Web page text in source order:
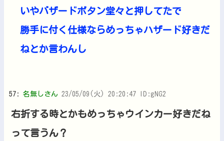
いやバザードボタン堂々と押してたで
勝手に付く仕様ならめっちゃハザード好きだ
ねとか言わんし
57: 名無しさん 23/05/09(火) 20:20:47 ID:gNG2
右折する時とかもめっちゃウインカー好きだね
って言うん？